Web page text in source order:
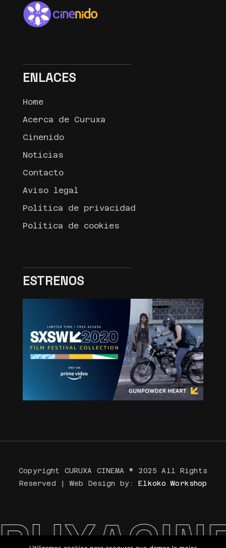
ENLACES
Home
Acerca de Curuxa
Cinenido
Noticias
Contacto
Aviso legal
Política de privacidad
Política de cookies
ESTRENOS
Copyright CURUXA CINEMA ® 2025 All Rights
Reserved | Web Design by:Elkoko Workshop